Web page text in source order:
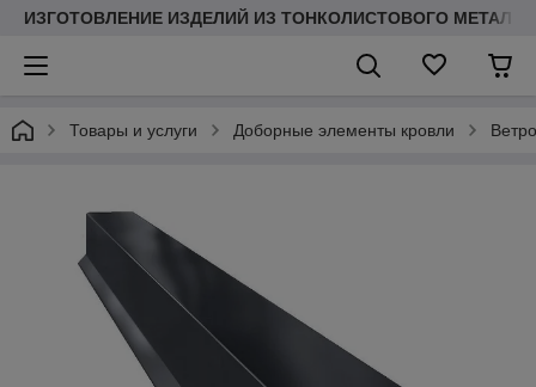
ИЗГОТОВЛЕНИЕ ИЗДЕЛИЙ ИЗ ТОНКОЛИСТОВОГО
Товары и услуги Доборные элементы кровли